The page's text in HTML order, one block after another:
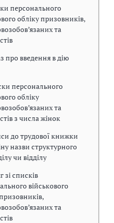
персонального
обліку призовників,
та
про введення в дію
персонального
обліку
та
з числа жінок
до трудової книжки
назви структурного
чи відділу
зі списків
військового
та